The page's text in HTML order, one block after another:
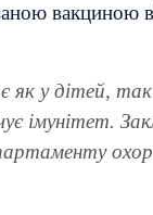
вакциною
як у дітей,
імунітет.